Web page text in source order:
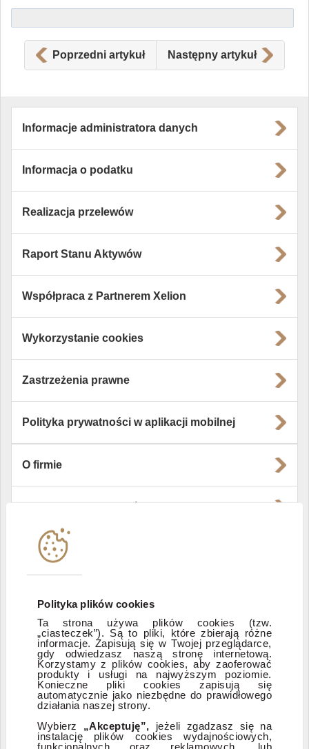
Polityka plików cookies
Ta strona używa plików cookies (tzw.
„ciasteczek”). Są to pliki, które zbierają różne
informacje. Zapisują się w Twojej przeglądarce,
gdy odwiedzasz naszą stronę internetową.
Korzystamy z plików cookies, aby zaoferować
produkty i usługi na najwyższym poziomie.
Konieczne pliki cookies zapisują się
automatycznie jako niezbędne do prawidłowego
działania naszej strony.
Wybierz „Akceptuję”, jeżeli zgadzasz się na
instalację plików cookies wydajnościowych,
funkcjonalnych oraz reklamowych, lub
Poprzedni artykuł Następny artykuł
Informacje administratora danych
Informacja o podatku
Realizacja przelewów
Raport Stanu Aktywów
Współpraca z Partnerem Xelion
Wykorzystanie cookies
Zastrzeżenia prawne
Polityka prywatności w aplikacji mobilnej
O firmie
Instytucje współpracujące
Zastrzeżenia prawne
ESG